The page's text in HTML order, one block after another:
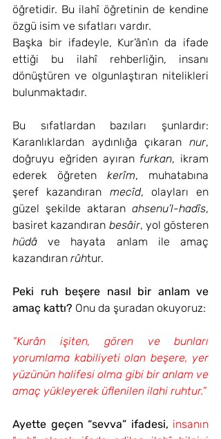
öğretidir. Bu ilahî öğretinin de kendine
özgü isim ve sıfatları vardır.
Başka bir ifadeyle, Kur’ân’ın da ifade
ettiği bu ilahî rehberliğin, insanı
dönüştüren ve olgunlaştıran nitelikleri
bulunmaktadır.
Bu sıfatlardan bazıları şunlardır:
Karanlıklardan aydınlığa çıkaran nur,
doğruyu eğriden ayıran furkan, ikram
ederek öğreten kerîm, muhatabına
şeref kazandıran mecîd, olayları en
güzel şekilde aktaran ahsenu’l-hadîs,
basiret kazandıran besâir
hüdâ ve hayata anlam ile amaç
kazandıran rûhtur.
Peki ruh beşere nasıl bir anlam ve
amaç kattı? Onu da şuradan okuyoruz:
“Kurân işiten, gören ve bunları
yorumlama kabiliyeti olan beşere, yer
yüzünün halifesi olma gibi bir anlam ve
amaç yükleyerek üflenilen ilahi ruhtur.”
Ayette geçen “sevva” ifadesi, insanın